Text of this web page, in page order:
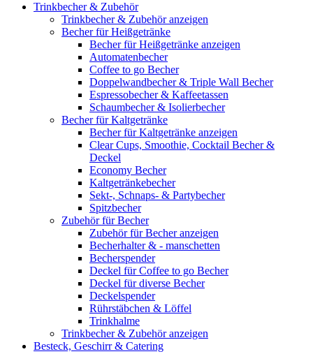
Trinkbecher & Zubehör
Trinkbecher & Zubehör anzeigen
Becher für Heißgetränke
Becher für Heißgetränke anzeigen
Automatenbecher
Coffee to go Becher
Doppelwandbecher & Triple Wall Becher
Espressobecher & Kaffeetassen
Schaumbecher & Isolierbecher
Becher für Kaltgetränke
Becher für Kaltgetränke anzeigen
Clear Cups, Smoothie, Cocktail Becher &
Deckel
Economy Becher
Kaltgetränkebecher
Sekt-, Schnaps- & Partybecher
Spitzbecher
Zubehör für Becher
Zubehör für Becher anzeigen
Becherhalter & - manschetten
Becherspender
Deckel für Coffee to go Becher
Deckel für diverse Becher
Deckelspender
Rührstäbchen & Löffel
Trinkhalme
Trinkbecher & Zubehör anzeigen
Besteck, Geschirr & Catering